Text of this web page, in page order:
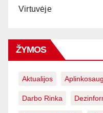
Virtuvėje
ŽYMOS
Aktualijos
Darbo Rinka